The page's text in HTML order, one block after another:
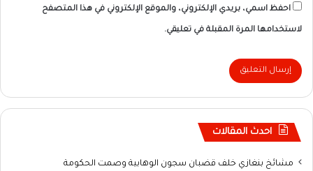
احفظ اسمي، بريدي الإلكتروني، والموقع الإلكتروني في هذا المتصفح
لاستخدامها المرة المقبلة في تعليقي.
احدث المقالات
مشائخ بنغازي خلف قضبان سجون الوهابية وصمت الحكومة